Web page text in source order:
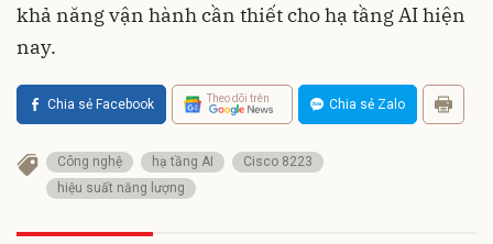
khả năng vận hành cần thiết cho hạ tầng AI hiện
nay.
Chia sẻ Facebook Theo dõi trên Chia sẻ Zalo
Công nghệ hạ tầng AI
Cisco 8223
hiệu suất năng lượng